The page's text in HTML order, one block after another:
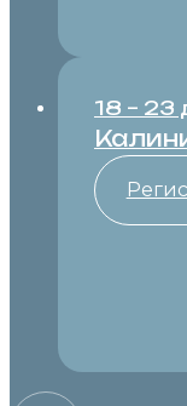
18 – 23